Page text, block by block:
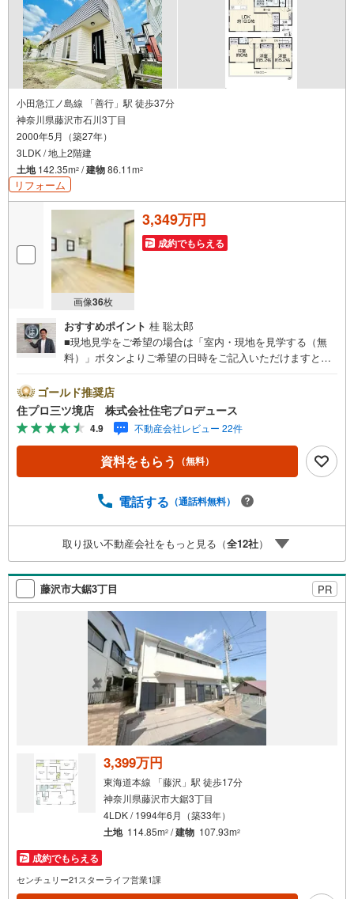
小田急江ノ島線 「善行」駅 徒歩37分
神奈川県藤沢市石川3丁目
2000年5月（築27年）
3LDK / 地上2階建
土地142.35m2 /建物86.11m2
リフォーム
画像36枚
3,349万円
成約でもらえる
おすすめポイント 桂 聡太郎
■現地見学をご希望の場合は「室内・現地を見学する（無
料）」ボタンよりご希望の日時をご記入いただけますとス
リアに強い！ 住プロは、藤沢市・綾瀬市エリアの不動産売
買専門会社です！最新物件情報や当社限定で販売する物件
情報も多数ございますので、お気軽にお問合せ下さい！ ----
---------- 弊社独自の住宅ローン提案システム 弊社ではファ
イナンシャル専門スタッフによる【丁寧な資金アドバイ
ス】【ファイナンシャルプラン提案書の作成】を随時行っ
ローン残高】【住宅購入者だけが加入できる無料の生命保
多くなる【教育費】住宅を買った後から始まる【住宅ロー
ン返済】65歳以上から必要になる【老後の費用負担】住宅
探しの【このタイミング】で不安な部分を明確にしていき
ませんか？？ --------------
ゴールド推奨店
住プロ三ツ境店 株式会社住宅プロデュース
4.9 不動産会社レビュー 22件
資料をもらう （無料）
電話する （通話料無料）
取り扱い不動産会社をもっと見る（全12社）
藤沢市大鋸3丁目 PR
3,399万円
東海道本線 「藤沢」駅 徒歩17分
神奈川県藤沢市大鋸3丁目
4LDK / 1994年6月（築33年）
土地 114.85m2 /建物 107.93m2
成約でもらえる
センチュリー21スターライフ営業1課